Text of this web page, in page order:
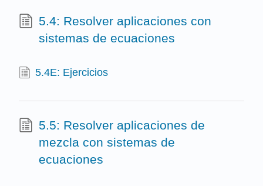
5.4: Resolver aplicaciones con
sistemas de ecuaciones
5.4E: Ejercicios
5.5: Resolver aplicaciones de
mezcla con sistemas de
ecuaciones